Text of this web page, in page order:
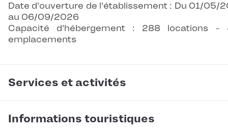
Date d'ouverture de l'établissement : Du 01/05/
au 06/09/2026
Capacité d'hébergement : 288 locations -
emplacements
Services et activités
Informations touristiques